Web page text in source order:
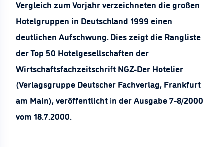
Vergleich zum Vorjahr verzeichneten die großen
Hotelgruppen in Deutschland 1999 einen
deutlichen Aufschwung. Dies zeigt die Rangliste
der Top 50 Hotelgesellschaften der
Wirtschaftsfachzeitschrift NGZ-Der Hotelier
(Verlagsgruppe Deutscher Fachverlag, Frankfurt
am Main), veröffentlicht in der Ausgabe 7-8/2000
vom 18.7.2000.